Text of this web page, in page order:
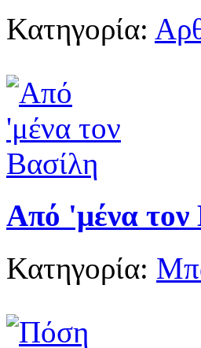
Κατηγορία:
Από 'μένα τον
Κατηγορία: